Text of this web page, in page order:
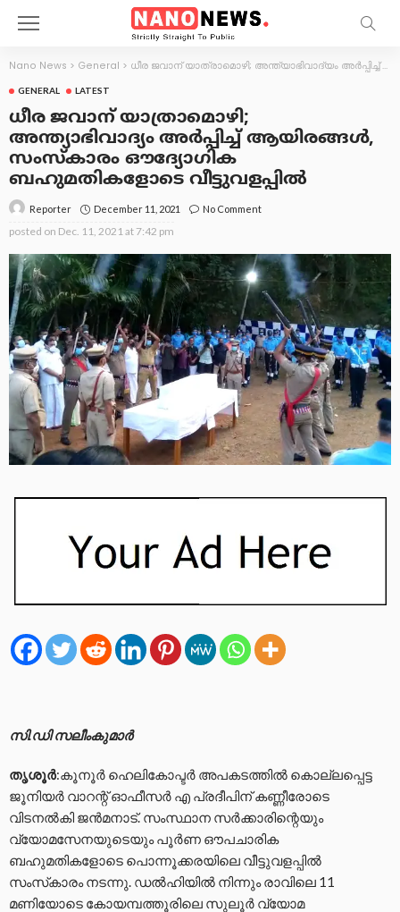
Nano News > General > ധീര ജവാന് യാത്രാമൊഴി; അന്ത്യാഭിവാദ്യം അർപ്പിച്ച് ആയിരങ്ങൾ, സംസ്കാരം ഔദ്യോഗിക ബഹുമതികളോടെ വീട്ടുവളപ്പിൽ
GENERAL LATEST
ധീര ജവാന് യാത്രാമൊഴി;
അന്ത്യാഭിവാദ്യം അർപ്പിച്ച് ആയിരങ്ങൾ,
സംസ്കാരം ഔദ്യോഗിക
ബഹുമതികളോടെ വീട്ടുവളപ്പിൽ
Reporter December 11, 2021 No Comment
posted on Dec. 11, 2021 at 7:42 pm
സി.ഡി സലീംകുമാർ
തൃശൂർ:കൂനൂര്‍ ഹെലികോപ്ടര്‍ അപകടത്തില്‍ കൊല്ലപ്പെട്ട
ജൂനിയര്‍ വാറന്റ് ഓഫീസര്‍ എ പ്രദീപിന് കണ്ണീരോടെ
വിടനല്‍കി ജന്‍മനാട്. സംസ്ഥാന സര്‍ക്കാരിന്റെയും
വ്യോമസേനയുടെയും പൂര്‍ണ ഔപചാരിക
ബഹുമതികളോടെ പൊന്നൂക്കരയിലെ വീട്ടുവളപ്പില്‍
സംസ്‌കാരം നടന്നു. ഡല്‍ഹിയില്‍ നിന്നും രാവിലെ 11
മണിയോടെ കോയമ്പത്തൂരിലെ സുലൂര്‍ വ്യോമ